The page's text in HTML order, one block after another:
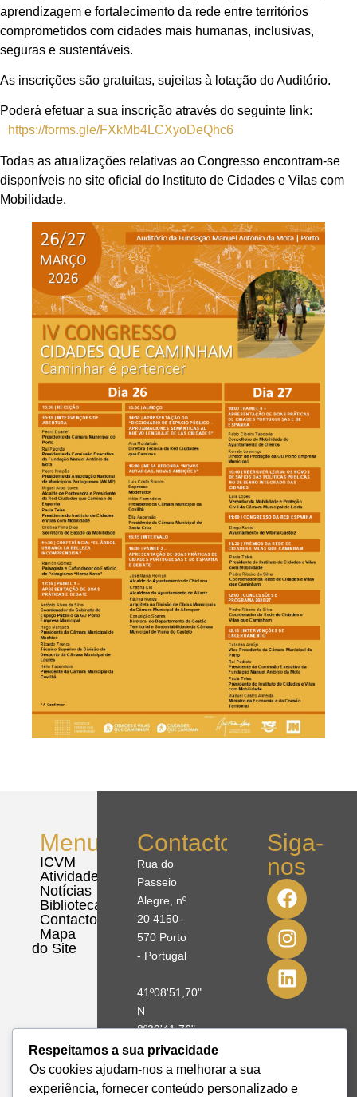
aprendizagem e fortalecimento da rede entre territórios
comprometidos com cidades mais humanas, inclusivas,
seguras e sustentáveis.
As inscrições são gratuitas, sujeitas à lotação do Auditório.
Poderá efetuar a sua inscrição através do seguinte link:
https://forms.gle/FXkMb4LCXyoDeQhc6
Todas as atualizações relativas ao Congresso encontram-se
disponíveis no site oficial do Instituto de Cidades e Vilas com
Mobilidade.
Menu
ICVM
Atividades
Notícias
Biblioteca
Contactos
Mapa
do Site
Contactos
Rua do
Passeio
Alegre, nº
20 4150-
570 Porto
- Portugal
41º08'51,70"
N
8º39'41,76"
W
+351 228
Siga-
nos
Respeitamos a sua privacidade
Os cookies ajudam-nos a melhorar a sua
experiência, fornecer conteúdo personalizado e